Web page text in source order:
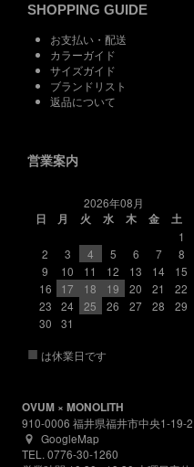
SHOPPING GUIDE
お支払い・配送
カラーガイド
サイズガイド
ブランドリスト
返品について
営業案内
2026年08月
日
月 火 水 木 金
土
1
2
3 4 5 6 7
8
9
10 11 12 13 14
15
16
17 18 19 20 21
22
23
24 25 26 27 28
29
30
31
■ は休業日です
OVUM × MONOLITH
910-0006 福井県福井市中央1-19-
GoogleMap
TEL. 0776-30-1260